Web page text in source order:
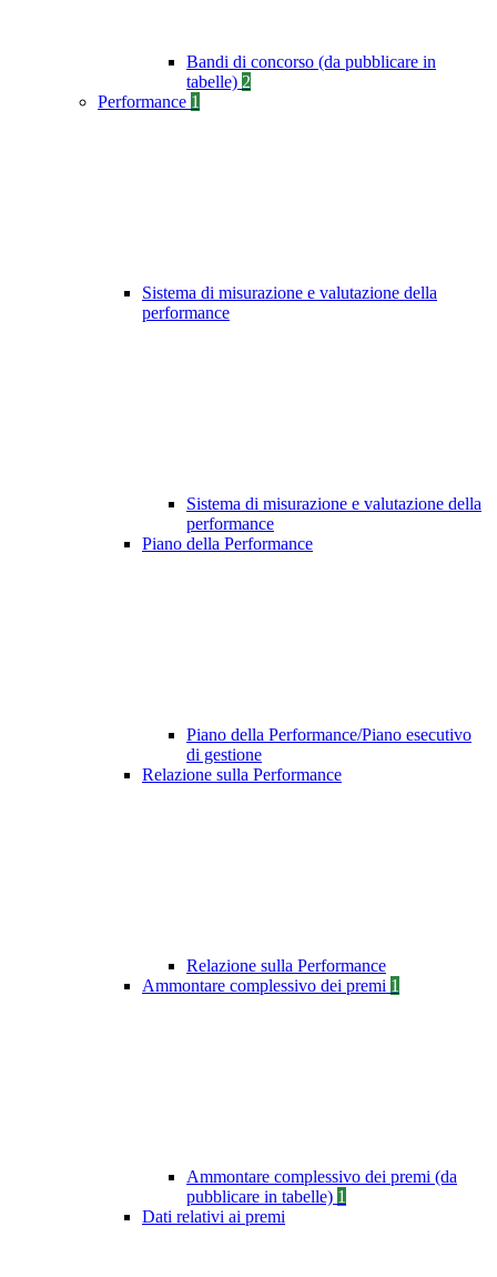
Bandi di concorso (da pubblicare in
tabelle) 2
Performance 1
Sistema di misurazione e valutazione della
performance
Sistema di misurazione e valutazione della
performance
Piano della Performance
Piano della Performance/Piano esecutivo
di gestione
Relazione sulla Performance
Relazione sulla Performance
Ammontare complessivo dei premi 1
Ammontare complessivo dei premi (da
pubblicare in tabelle) 1
Dati relativi ai premi